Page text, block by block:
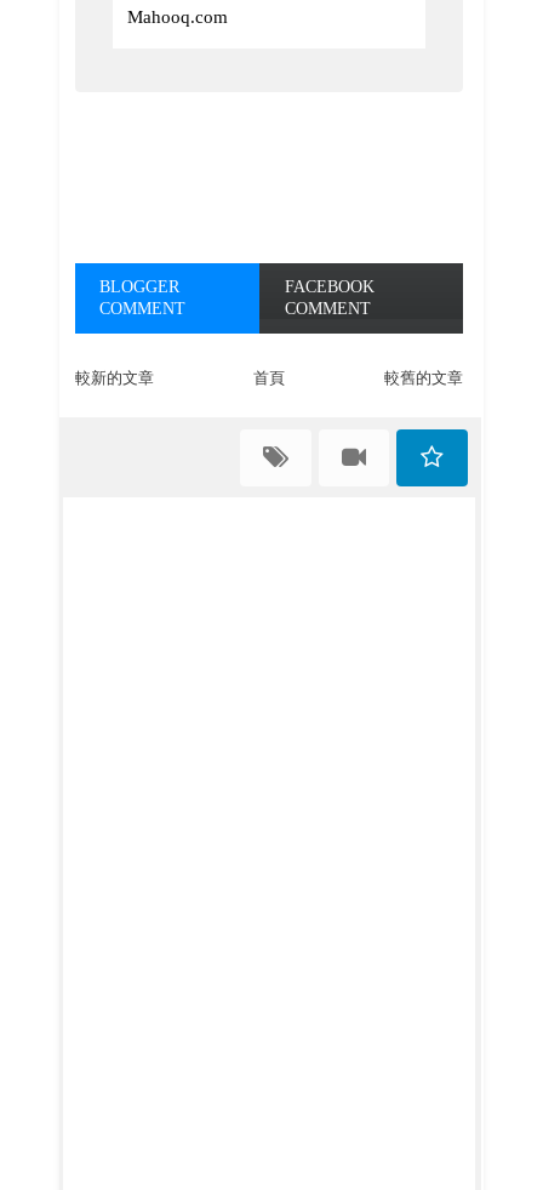
Mahooq.com
BLOGGER
COMMENT
FACEBOOK
COMMENT
較新的文章 較舊的文章
首頁